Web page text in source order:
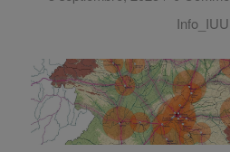
Info_IUU